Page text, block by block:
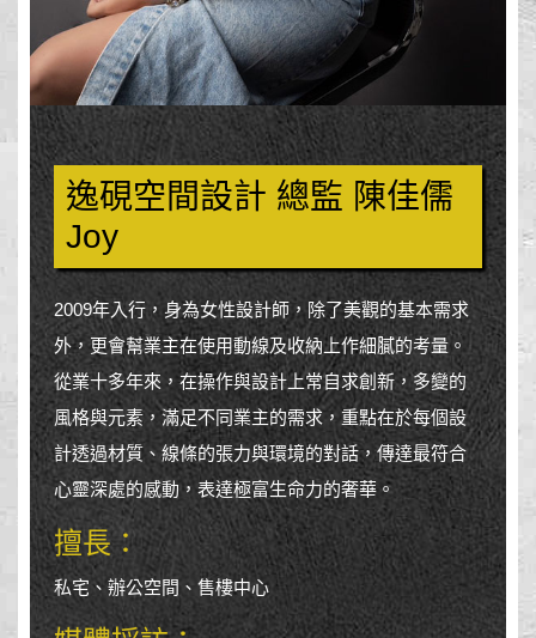
逸硯空間設計 總監 陳佳儒
Joy
2009年入行，身為女性設計師，除了美觀的基本需求
外，更會幫業主在使用動線及收納上作細膩的考量。
從業十多年來，在操作與設計上常自求創新，多變的
風格與元素，滿足不同業主的需求，重點在於每個設
計透過材質、線條的張力與環境的對話，傳達最符合
心靈深處的感動，表達極富生命力的奢華。
擅長：
私宅、辦公空間、售樓中心